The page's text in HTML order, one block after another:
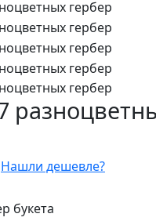
Нашли дешевле?
букета